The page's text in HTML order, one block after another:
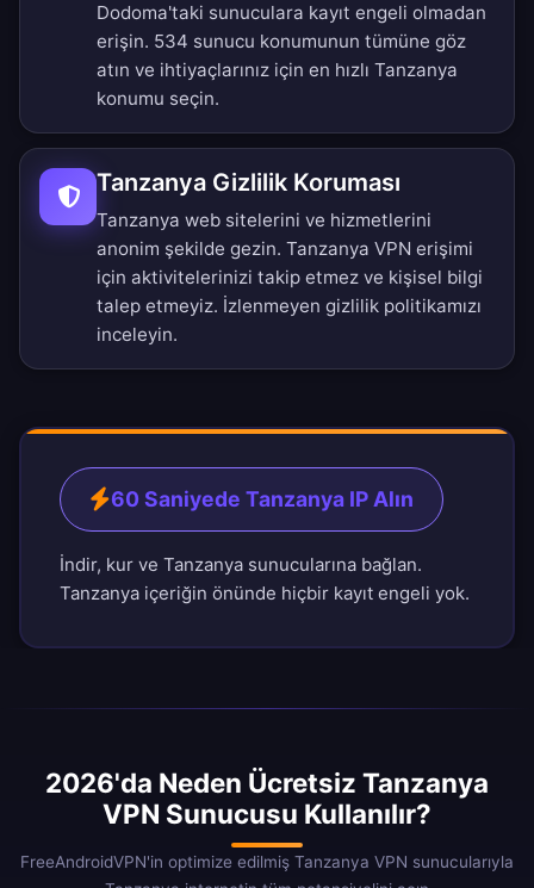
Dodoma'taki sunuculara kayıt engeli olmadan
erişin. 534 sunucu konumunun tümüne göz
atın ve ihtiyaçlarınız için en hızlı Tanzanya
konumu seçin.
Tanzanya Gizlilik Koruması
Tanzanya web sitelerini ve hizmetlerini
anonim şekilde gezin. Tanzanya VPN erişimi
için aktivitelerinizi takip etmez ve kişisel bilgi
talep etmeyiz. İzlenmeyen gizlilik politikamızı
inceleyin.
60 Saniyede Tanzanya IP Alın
İndir, kur ve Tanzanya sunucularına bağlan.
Tanzanya içeriğin önünde hiçbir kayıt engeli yok.
2026'da Neden Ücretsiz Tanzanya
VPN Sunucusu Kullanılır?
FreeAndroidVPN'in optimize edilmiş Tanzanya VPN sunucularıyla